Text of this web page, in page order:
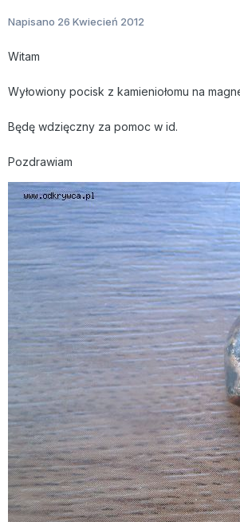
Napisano 26 Kwiecień 2012
Witam
Wyłowiony pocisk z kamieniołomu na
Będę wdzięczny za pomoc w id.
Pozdrawiam